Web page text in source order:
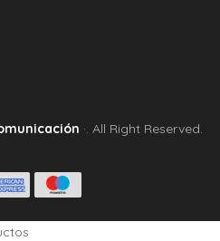
·. All Right Reserved.